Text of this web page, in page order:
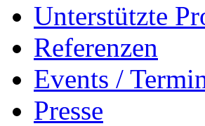
Unterstützte
Referenzen
Events /
Presse